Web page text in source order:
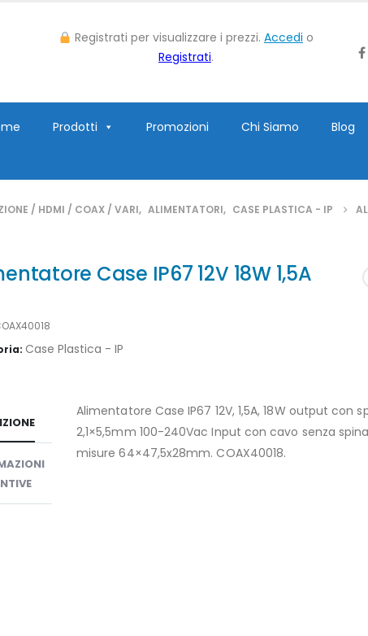
Registrati per visualizzare i prezzi. Accedi o
Registrati.
Prodotti Promozioni Chi Siamo Blog
/ HDMI / COAX / VARI, ALIMENTATORI, CASE PLASTICA - IP
Case IP67 12V 18W 1,5A
Case Plastica - IP
Alimentatore Case IP67 12V, 1,5A, 18W output con
2,1×5,5mm 100-240Vac Input con cavo senza spina
misure 64×47,5x28mm. COAX40018.